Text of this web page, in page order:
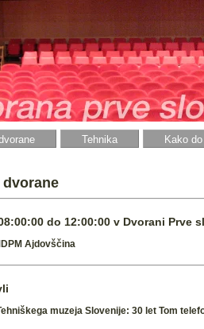
Tehnika Kako
do 12:00:00 v Dvorani Prve
Ajdovščina
muzeja Slovenije: 30 let Tom